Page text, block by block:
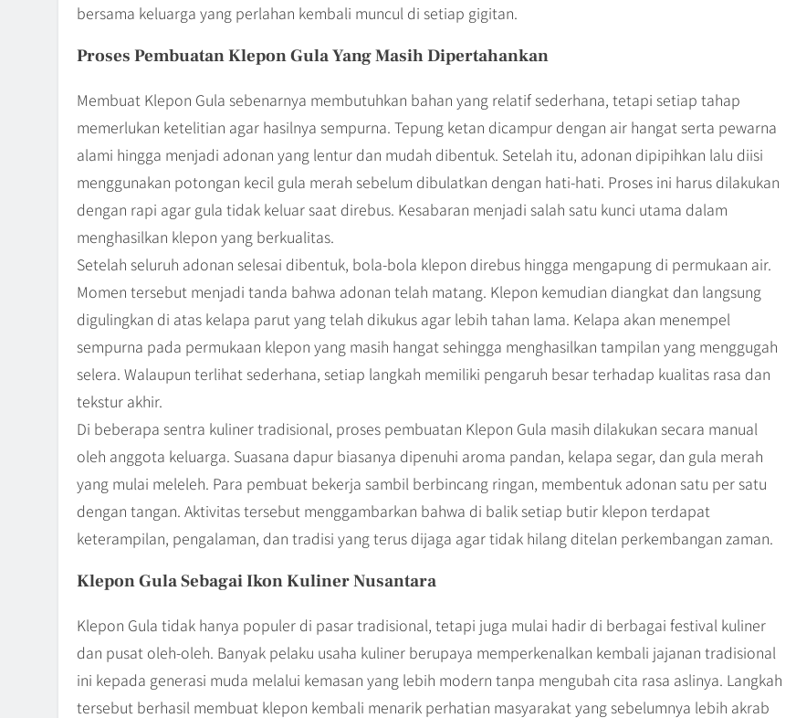
bersama keluarga yang perlahan kembali muncul di setiap gigitan.
Proses Pembuatan Klepon Gula Yang Masih Dipertahankan
Membuat Klepon Gula sebenarnya membutuhkan bahan yang relatif sederhana, tetapi setiap tahap
memerlukan ketelitian agar hasilnya sempurna. Tepung ketan dicampur dengan air hangat serta pewarna
alami hingga menjadi adonan yang lentur dan mudah dibentuk. Setelah itu, adonan dipipihkan lalu diisi
menggunakan potongan kecil gula merah sebelum dibulatkan dengan hati-hati. Proses ini harus dilakukan
dengan rapi agar gula tidak keluar saat direbus. Kesabaran menjadi salah satu kunci utama dalam
menghasilkan klepon yang berkualitas.
Setelah seluruh adonan selesai dibentuk, bola-bola klepon direbus hingga mengapung di permukaan air.
Momen tersebut menjadi tanda bahwa adonan telah matang. Klepon kemudian diangkat dan langsung
digulingkan di atas kelapa parut yang telah dikukus agar lebih tahan lama. Kelapa akan menempel
sempurna pada permukaan klepon yang masih hangat sehingga menghasilkan tampilan yang menggugah
selera. Walaupun terlihat sederhana, setiap langkah memiliki pengaruh besar terhadap kualitas rasa dan
tekstur akhir.
Di beberapa sentra kuliner tradisional, proses pembuatan Klepon Gula masih dilakukan secara manual
oleh anggota keluarga. Suasana dapur biasanya dipenuhi aroma pandan, kelapa segar, dan gula merah
yang mulai meleleh. Para pembuat bekerja sambil berbincang ringan, membentuk adonan satu per satu
dengan tangan. Aktivitas tersebut menggambarkan bahwa di balik setiap butir klepon terdapat
keterampilan, pengalaman, dan tradisi yang terus dijaga agar tidak hilang ditelan perkembangan zaman.
Klepon Gula Sebagai Ikon Kuliner Nusantara
Klepon Gula tidak hanya populer di pasar tradisional, tetapi juga mulai hadir di berbagai festival kuliner
dan pusat oleh-oleh. Banyak pelaku usaha kuliner berupaya memperkenalkan kembali jajanan tradisional
ini kepada generasi muda melalui kemasan yang lebih modern tanpa mengubah cita rasa aslinya. Langkah
tersebut berhasil membuat klepon kembali menarik perhatian masyarakat yang sebelumnya lebih akrab